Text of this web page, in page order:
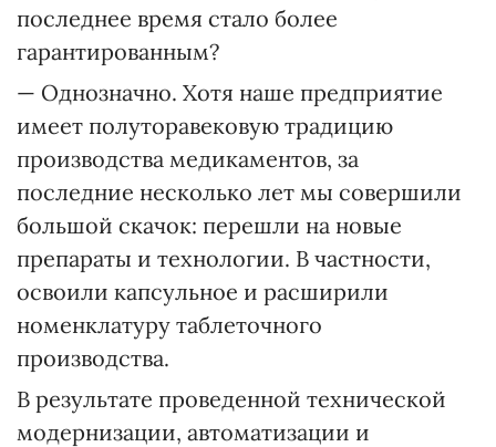
последнее время стало более
гарантированным?
— Однозначно. Хотя наше предприятие
имеет полуторавековую традицию
производства медикаментов, за
последние несколько лет мы совершили
большой скачок: перешли на новые
препараты и технологии. В частности,
освоили капсульное и расширили
номенклатуру таблеточного
производства.
В результате проведенной технической
модернизации, автоматизации и